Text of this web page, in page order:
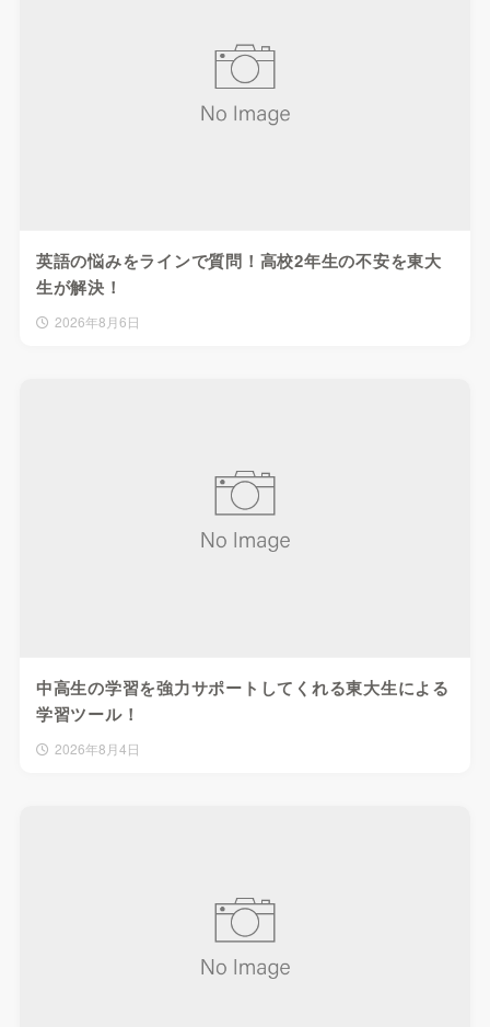
英語の悩みをラインで質問！高校2年生の不安を東大
生が解決！
2026年8月6日
中高生の学習を強力サポートしてくれる東大生による
学習ツール！
2026年8月4日